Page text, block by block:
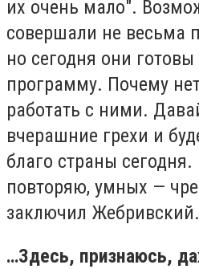
их очень мало".
совершали не весьма
но сегодня они
программу. Почему
работать с ними.
вчерашние грехи и
благо страны сегодня.
повторяю, умных —
заключил Жебривский.
…Здесь, признаюсь,